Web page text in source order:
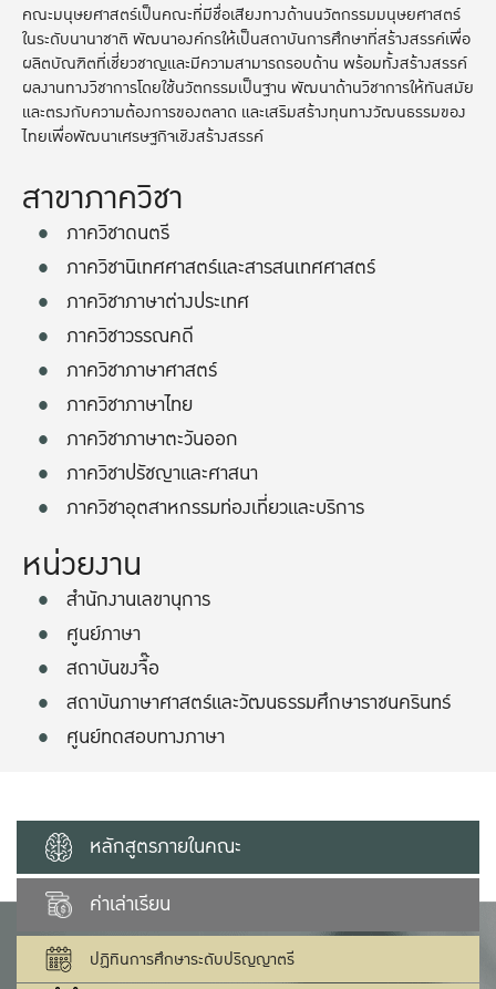
คณะมนุษยศาสตร์เป็นคณะที่มีชื่อเสียงทางด้านนวัตกรรมมนุษยศาสตร์
ในระดับนานาชาติ พัฒนาองค์กรให้เป็นสถาบันการศึกษาที่สร้างสรรค์เพื่อ
ผลิตบัณฑิตที่เชี่ยวชาญและมีความสามารถรอบด้าน พร้อมทั้งสร้างสรรค์
ผลงานทางวิชาการโดยใช้นวัตกรรมเป็นฐาน พัฒนาด้านวิชาการให้ทันสมัย
และตรงกับความต้องการของตลาด และเสริมสร้างทุนทางวัฒนธรรมของ
ไทยเพื่อพัฒนาเศรษฐกิจเชิงสร้างสรรค์
สาขาภาควิชา
ภาควิชาดนตรี
ภาควิชานิเทศศาสตร์และสารสนเทศศาสตร์
ภาควิชาภาษาต่างประเทศ
ภาควิชาวรรณคดี
ภาควิชาภาษาศาสตร์
ภาควิชาภาษาไทย
ภาควิชาภาษาตะวันออก
ภาควิชาปรัชญาและศาสนา
ภาควิชาอุตสาหกรรมท่องเที่ยวและบริการ
หน่วยงาน
สำนักงานเลขานุการ
ศูนย์ภาษา
สถาบันขงจื๊อ
สถาบันภาษาศาสตร์และวัฒนธรรมศึกษาราชนครินทร์
ศูนย์ทดสอบทางภาษา
หลักสูตรภายในคณะ
ค่าเล่าเรียน
ปฏิทินการศึกษาระดับปริญญาตรี